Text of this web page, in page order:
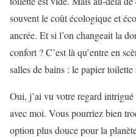
souvent le coût écologique et
ancrée. Et si l’on changeait la
confort ? C’est là qu’entre en
salles de bains : le papier
Oui, j’ai vu votre regard intrigué
avec moi. Vous pourriez bien
option plus douce pour la